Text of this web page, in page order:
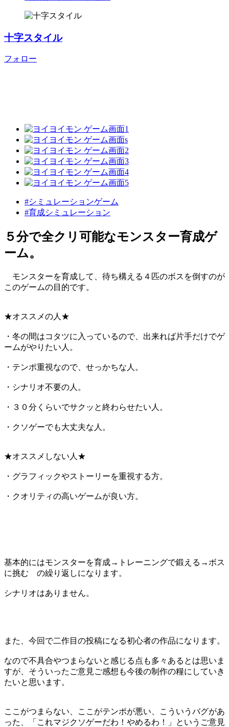
十字スタイル
フォロー
#シミュレーションゲーム
#育成シミュレーション
５分で全クリ可能なモンスター育成ゲ
ーム。
モンスターを育成して、待ち構える４匹のボスを倒すのが
このゲームの目的です。
★オススメの人★
・冬の間はコタツに入っているので、出来れば片手だけでゲ
ームがやりたい人。
・テンポ重視なので、せっかちな人。
・シナリオ不要の人。
・３０分くらいでサクッと終わらせたい人。
・クソゲーでも大丈夫な人。
★オススメしない人★
・グラフィックやストーリーを重視する方。
・クオリティの高いゲームが良い方。
基本的にはモンスターを育成→トレーニングで鍛える→ボス
に挑む の繰り返しになります。
シナリオはありません。
また、今回で二作目の投稿になる初心者の作品になります。
なので不具合やつまらないと感じる点も多々あるとは思いま
すが、そういったご意見ご感想も今後の制作の糧にしていき
たいと思います。
ここがつまらない、ここがテンポが悪い、こういうバグがあ
った、「これマジクソゲーだわ！やめるわ！」というご意見